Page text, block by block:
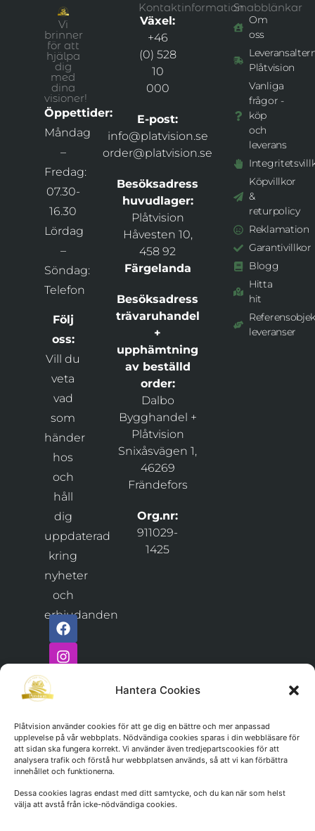
Hantera Cookies
Plåtvision använder cookies för att ge dig en bättre och mer anpassad
upplevelse på vår webbplats. Nödvändiga cookies sparas i din webbläsare för
att sidan ska fungera korrekt. Vi använder även tredjepartscookies för att
analysera trafik och förstå hur webbplatsen används, så att vi kan förbättra
innehållet och funktionerna.
Dessa cookies lagras endast med ditt samtycke, och du kan när som helst
välja att avstå från icke-nödvändiga cookies.
Vi
brinner
för att
hjälpa
dig
med
dina
visioner!
Öppettider:
Måndag
–
Fredag:
07.30-
16.30
Lördag
–
Söndag:
Telefon
Följ
oss:
Vill du
veta
vad
som
händer
hos
och
håll
dig
uppdaterad
kring
nyheter
och
erbjudanden
Kontaktinformation
Växel:
+46
(0) 528
10
000
E-post:
info@platvision.se
order@platvision.se
Besöksadress
huvudlager:
Plåtvision
Håvesten 10,
458 92
Färgelanda
Besöksadress
trävaruhandel
+
upphämtning
av beställd
order:
Dalbo
Bygghandel +
Plåtvision
Snixåsvägen 1,
46269
Frändefors
Org.nr:
911029-
1425
Snabblänkar
Om
oss
Plåtvision
Vanliga
frågor -
köp
och
leverans
Köpvillkor
&
returpolicy
Reklamation
Garantivillkor
Blogg
Hitta
hit
leveranser